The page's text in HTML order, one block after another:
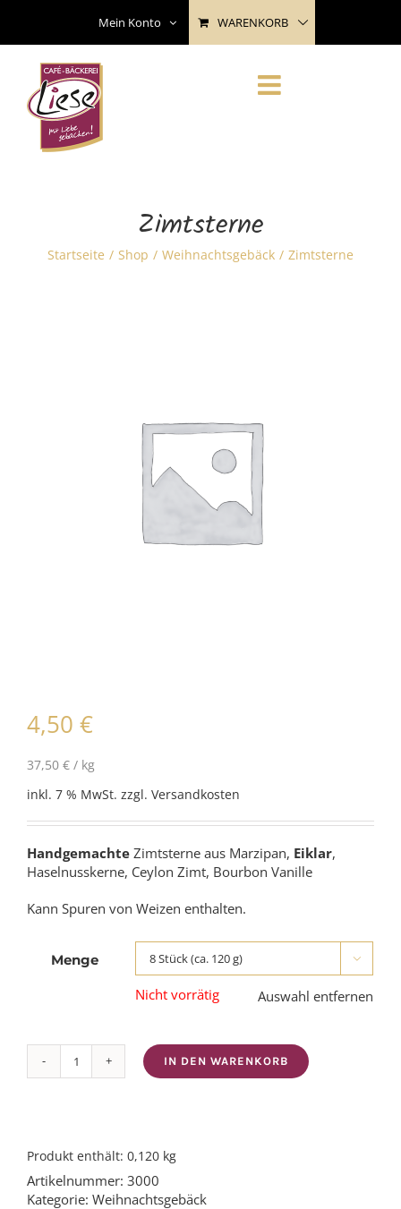
content
Mein Konto WARENKORB
Zimtsterne
Startseite Shop Weihnachtsgebäck Zimtsterne
4,50 €
37,50 € / kg
inkl. 7 % MwSt. zzgl. Versandkosten
Handgemachte Zimtsterne aus Marzipan, Eiklar,
Haselnusskerne, Ceylon Zimt, Bourbon Vanille
Kann Spuren von Weizen enthalten.
Menge 
Nicht vorrätig Auswahl entfernen
Zimtsterne
IN DEN WARENKORB
Produkt enthält: 0,120 kg
Artikelnummer: 3000
Kategorie: Weihnachtsgebäck